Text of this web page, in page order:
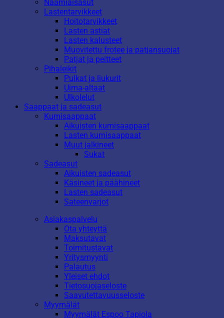
Naamiaisasut
Lastentarvikkeet
Hoitotarvikkeet
Lasten astiat
Lasten kalusteet
Muovitettu frotee ja patjansuojat
Patjat ja peitteet
Pihaleikit
Pulkat ja liukurit
Uima-altaat
Ulkolelut
Saappaat ja sadeasut
Kumisaappaat
Aikuisten kumisaappaat
Lasten kumisaappaat
Muut jalkineet
Sukat
Sadeasut
Aikuisten sadeasut
Käsineet ja päähineet
Lasten sadeasut
Sateenvarjot
Asiakaspalvelu
Ota yhteyttä
Maksutavat
Toimitustavat
Yritysmyynti
Palautus
Yleiset ehdot
Tietosuojaseloste
Saavutettavuusseloste
Myymälät
Myymälät Espoo Tapiola